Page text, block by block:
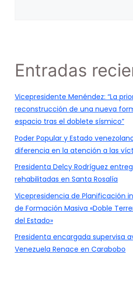
Entradas
Vicepresidente Menéndez: “La
reconstrucción de una nueva
espacio tras el doblete sísmico”
Poder Popular y Estado
diferencia en la atención a las
Presidenta Delcy Rodríguez
rehabilitadas en Santa Rosalía
Vicepresidencia de Planificación
de Formación Masiva «Doble
del Estado»
Presidenta encargada supervisa
Venezuela Renace en Carabobo